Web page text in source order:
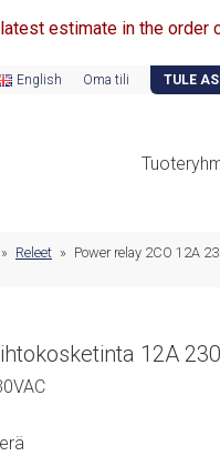
estimate in the order
English Oma tili TULE
» Releet » Power relay 2CO 12A
12A